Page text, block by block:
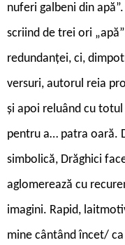
nuferi galbeni din
scriind de trei ori
redundanței, ci,
versuri, autorul reia
și apoi reluând cu
pentru a… patra oară.
simbolică, Drăghici
aglomerează cu
imagini. Rapid,
mine cântând încet/